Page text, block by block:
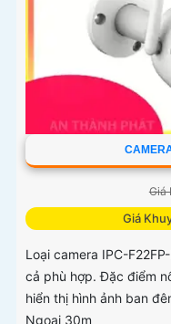
Giá
Giá
Loại camera IPC-
cả phù hợp. Đặc điểm
hiển thị hình ảnh ban
Ngoại 30m